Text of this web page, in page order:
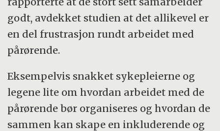
godt, avdekket studien at det allikevel er
en del frustrasjon rundt arbeidet med
pårørende.
Eksempelvis snakket sykepleierne og
legene lite om hvordan arbeidet med de
pårørende bør organiseres og hvordan de
sammen kan skape en inkluderende og